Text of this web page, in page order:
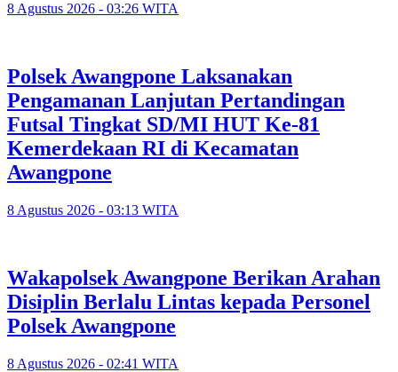
8 Agustus 2026 - 03:26 WITA
Polsek Awangpone Laksanakan
Pengamanan Lanjutan Pertandingan
Futsal Tingkat SD/MI HUT Ke-81
Kemerdekaan RI di Kecamatan
Awangpone
8 Agustus 2026 - 03:13 WITA
‎Wakapolsek Awangpone Berikan Arahan
Disiplin Berlalu Lintas kepada Personel
Polsek Awangpone
8 Agustus 2026 - 02:41 WITA